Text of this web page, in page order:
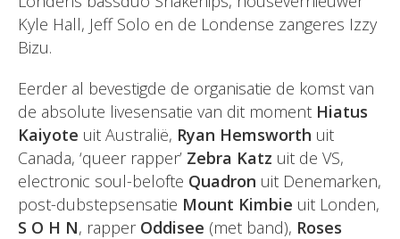
Kyle Hall, Jeff Solo en de Londense zangeres Izzy
Bizu.
Eerder al bevestigde de organisatie de komst van
de absolute livesensatie van dit moment Hiatus
Kaiyote uit Australië, Ryan Hemsworth uit
Canada, ‘queer rapper’ Zebra Katz uit de VS,
electronic soul-belofte Quadron uit Denemarken,
post-dubstepsensatie Mount Kimbie uit Londen,
S O H N, rapper Oddisee (met band), Roses